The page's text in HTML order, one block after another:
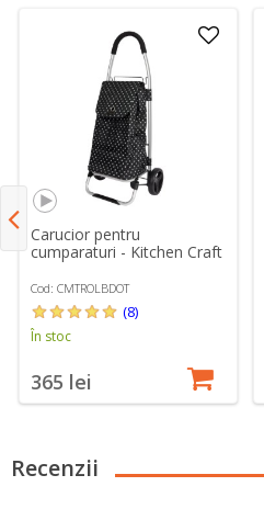
Carucior pentru
cumparaturi - Kitchen Craft
Cod: CMTROLBDOT
(8)
În stoc
365 lei
Recenzii